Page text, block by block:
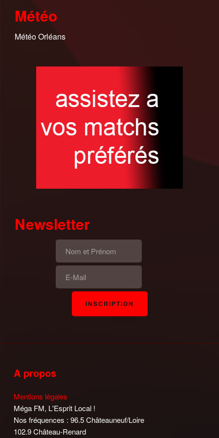
Météo
Météo Orléans
Newsletter
A propos
Mentions légales
Méga FM, L'Esprit Local !
Nos fréquences : 96.5 Châteauneuf/Loire
102.9 Château-Renard